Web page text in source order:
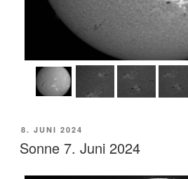
VERÖFFENTLICHT
AM
8. JUNI 2024
Sonne 7. Juni 2024